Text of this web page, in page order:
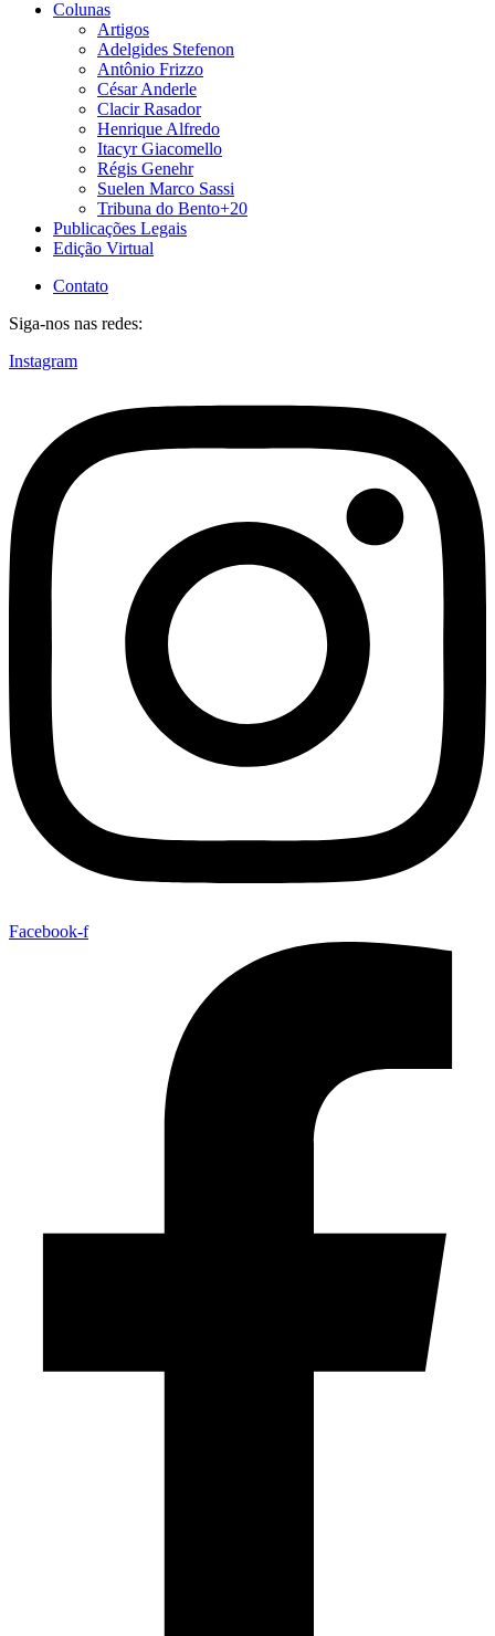
Colunas
Artigos
Adelgides Stefenon
Antônio Frizzo
César Anderle
Clacir Rasador
Henrique Alfredo
Itacyr Giacomello
Régis Genehr
Suelen Marco Sassi
Tribuna do Bento+20
Publicações Legais
Edição Virtual
Contato
Siga-nos nas redes:
Instagram
Facebook-f